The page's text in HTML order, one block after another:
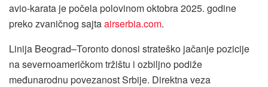
avio-karata je počela polovinom oktobra 2025. godine
preko zvaničnog sajtaairserbia.com.
Linija Beograd–Toronto donosi strateško jačanje pozicije
na severnoameričkom tržištu i ozbiljno podiže
međunarodnu povezanost Srbije. Direktna veza